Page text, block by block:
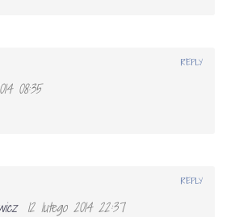
08:35
REPLY
12 lutego 2014 22:37
REPLY